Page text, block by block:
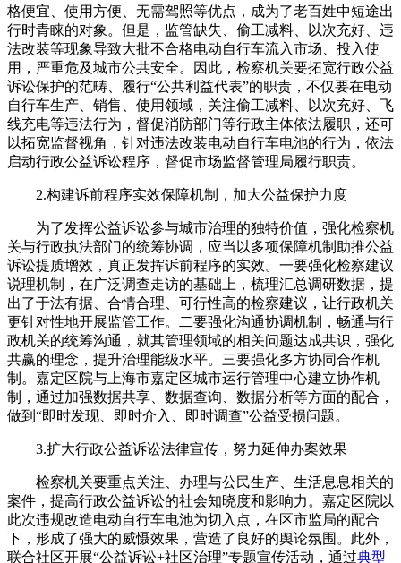
格便宜、使用方便、无需驾照等优点，成为了老百姓中短途出
行时青睐的对象。但是，监管缺失、偷工减料、以次充好、违
法改装等现象导致大批不合格电动自行车流入市场、投入使
用，严重危及城市公共安全。因此，检察机关要拓宽行政公益
诉讼保护的范畴、履行“公共利益代表”的职责，不仅要在电动
自行车生产、销售、使用领域，关注偷工减料、以次充好、飞
线充电等违法行为，督促消防部门等行政主体依法履职，还可
以拓宽监督视角，针对违法改装电动自行车电池的行为，依法
启动行政公益诉讼程序，督促市场监督管理局履行职责。
2.构建诉前程序实效保障机制，加大公益保护力度
为了发挥公益诉讼参与城市治理的独特价值，强化检察机
关与行政执法部门的统筹协调，应当以多项保障机制助推公益
诉讼提质增效，真正发挥诉前程序的实效。一要强化检察建议
说理机制，在广泛调查走访的基础上，梳理汇总调研数据，提
出了于法有据、合情合理、可行性高的检察建议，让行政机关
更针对性地开展监管工作。二要强化沟通协调机制，畅通与行
政机关的统筹沟通，就其管理领域的相关问题达成共识，强化
共赢的理念，提升治理能级水平。三要强化多方协同合作机
制。嘉定区院与上海市嘉定区城市运行管理中心建立协作机
制，通过加强数据共享、数据查询、数据分析等方面的配合，
做到“即时发现、即时介入、即时调查”公益受损问题。
3.扩大行政公益诉讼法律宣传，努力延伸办案效果
检察机关要重点关注、办理与公民生产、生活息息相关的
案件，提高行政公益诉讼的社会知晓度和影响力。嘉定区院以
此次违规改造电动自行车电池为切入点，在区市监局的配合
下，形成了强大的威慑效果，营造了良好的舆论氛围。此外，
联合社区开展“公益诉讼+社区治理”专题宣传活动，通过典型